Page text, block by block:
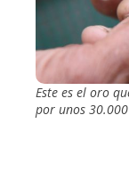
Este es el oro
por unos